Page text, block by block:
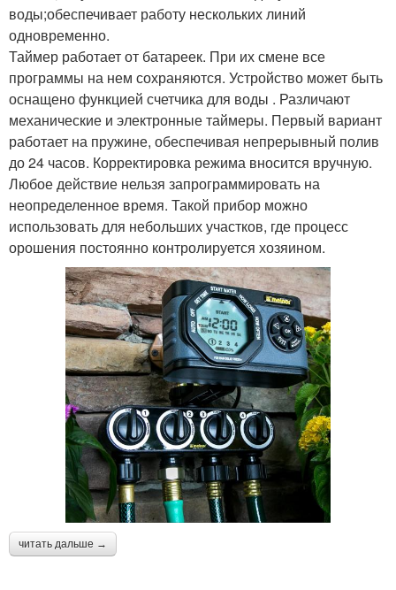
воды;обеспечивает работу нескольких линий
одновременно.
Таймер работает от батареек. При их смене все
программы на нем сохраняются. Устройство может быть
оснащено функцией счетчика для воды . Различают
механические и электронные таймеры. Первый вариант
работает на пружине, обеспечивая непрерывный полив
до 24 часов. Корректировка режима вносится вручную.
Любое действие нельзя запрограммировать на
неопределенное время. Такой прибор можно
использовать для небольших участков, где процесс
орошения постоянно контролируется хозяином.
читать дальше →